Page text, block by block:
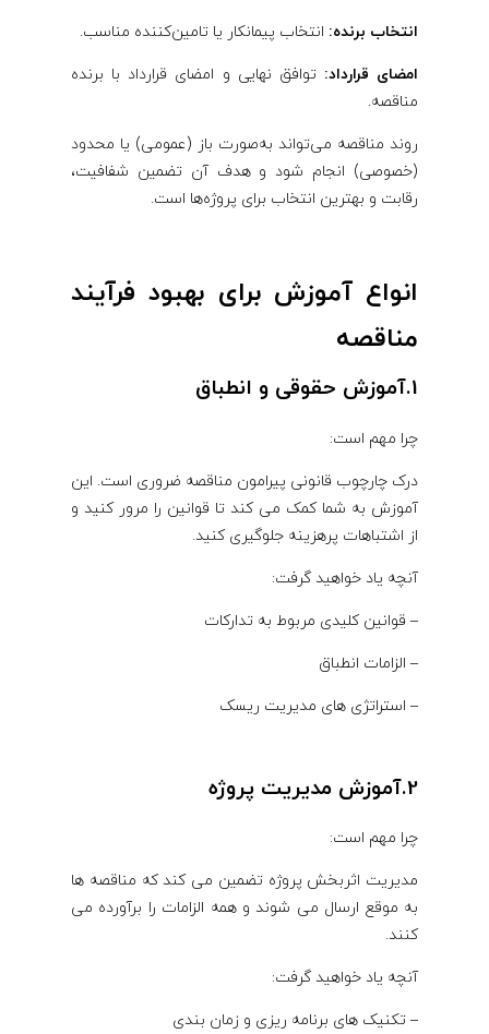
انتخاب برنده: انتخاب پیمانکار یا تامین‌کننده مناسب.
امضای قرارداد: توافق نهایی و امضای قرارداد با برنده
مناقصه.
روند مناقصه می‌تواند به‌صورت باز (عمومی) یا محدود
(خصوصی) انجام شود و هدف آن تضمین شفافیت،
رقابت و بهترین انتخاب برای پروژه‌ها است.
انواع آموزش برای بهبود فرآیند
مناقصه
1.آموزش حقوقی و انطباق
چرا مهم است:
درک چارچوب قانونی پیرامون مناقصه ضروری است. این
آموزش به شما کمک می کند تا قوانین را مرور کنید و
از اشتباهات پرهزینه جلوگیری کنید.
آنچه یاد خواهید گرفت:
– قوانین کلیدی مربوط به تدارکات
– الزامات انطباق
– استراتژی های مدیریت ریسک
2.آموزش مدیریت پروژه
چرا مهم است:
مدیریت اثربخش پروژه تضمین می کند که مناقصه ها
به موقع ارسال می شوند و همه الزامات را برآورده می
کنند.
آنچه یاد خواهید گرفت:
– تکنیک های برنامه ریزی و زمان بندی